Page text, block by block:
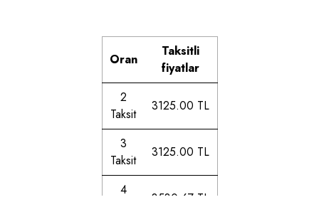
Oran
Taksitli
fiyatlar
2
Taksit
3125.00 TL
3
Taksit
3125.00 TL
4
3530.67 TL